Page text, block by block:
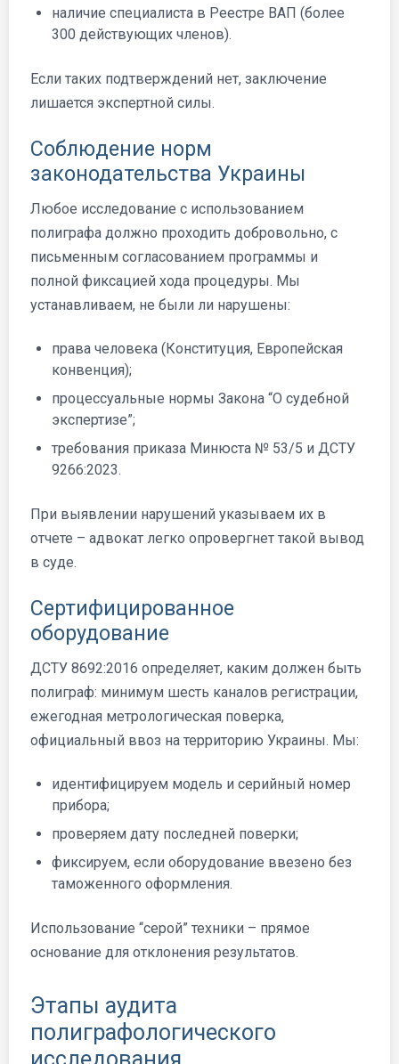
наличие специалиста в Реестре ВАП (более
300 действующих членов).
Если таких подтверждений нет, заключение
лишается экспертной силы.
Соблюдение норм
законодательства Украины
Любое исследование с использованием
полиграфа должно проходить добровольно, с
письменным согласованием программы и
полной фиксацией хода процедуры. Мы
устанавливаем, не были ли нарушены:
права человека (Конституция, Европейская
конвенция);
процессуальные нормы Закона “О судебной
экспертизе”;
требования приказа Минюста № 53/5 и ДСТУ
9266:2023.
При выявлении нарушений указываем их в
отчете – адвокат легко опровергнет такой вывод
в суде.
Сертифицированное
оборудование
ДСТУ 8692:2016 определяет, каким должен быть
полиграф: минимум шесть каналов регистрации,
ежегодная метрологическая поверка,
официальный ввоз на территорию Украины. Мы:
идентифицируем модель и серийный номер
прибора;
проверяем дату последней поверки;
фиксируем, если оборудование ввезено без
таможенного оформления.
Использование “серой” техники – прямое
основание для отклонения результатов.
Этапы аудита
полиграфологического